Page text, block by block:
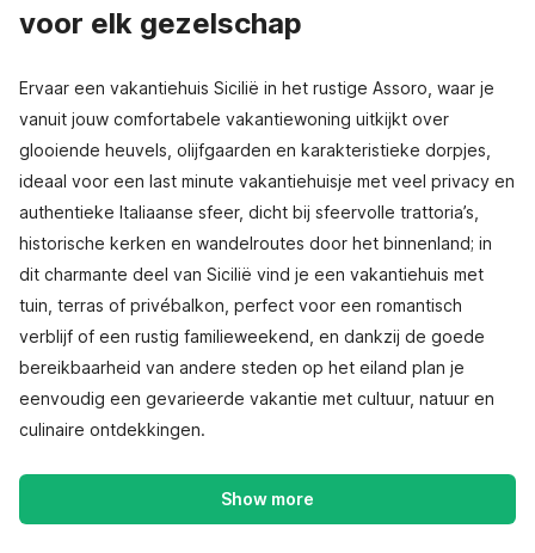
voor elk gezelschap
Ervaar een vakantiehuis Sicilië in het rustige Assoro, waar je
vanuit jouw comfortabele vakantiewoning uitkijkt over
glooiende heuvels, olijfgaarden en karakteristieke dorpjes,
ideaal voor een last minute vakantiehuisje met veel privacy en
authentieke Italiaanse sfeer, dicht bij sfeervolle trattoria’s,
historische kerken en wandelroutes door het binnenland; in
dit charmante deel van Sicilië vind je een vakantiehuis met
tuin, terras of privébalkon, perfect voor een romantisch
verblijf of een rustig familieweekend, en dankzij de goede
bereikbaarheid van andere steden op het eiland plan je
eenvoudig een gevarieerde vakantie met cultuur, natuur en
culinaire ontdekkingen.
Show more